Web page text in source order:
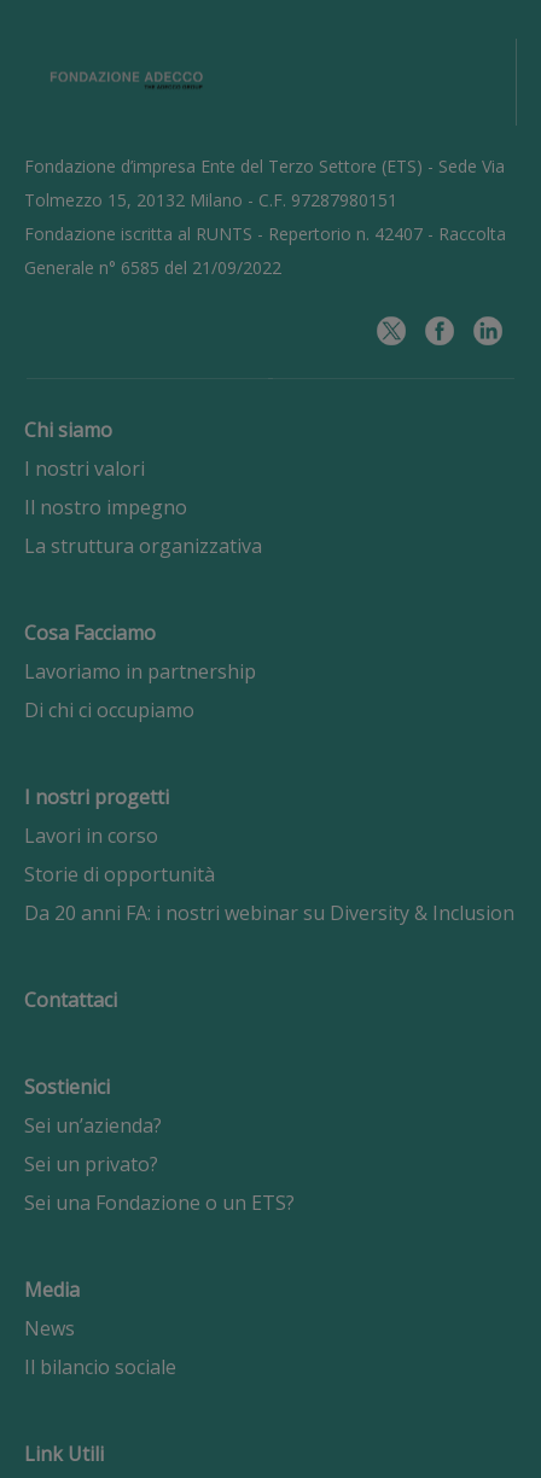
Fondazione d’impresa Ente del Terzo Settore (ETS) - Sede Via
Tolmezzo 15, 20132 Milano - C.F. 97287980151
Fondazione iscritta al RUNTS - Repertorio n. 42407 - Raccolta
Generale n° 6585 del 21/09/2022
Chi siamo
I nostri valori
Il nostro impegno
La struttura organizzativa
Cosa Facciamo
Lavoriamo in partnership
Di chi ci occupiamo
I nostri progetti
Lavori in corso
Storie di opportunità
Da 20 anni FA: i nostri webinar su Diversity & Inclusion
Contattaci
Sostienici
Sei un’azienda?
Sei un privato?
Sei una Fondazione o un ETS?
Media
News
Il bilancio sociale
Link Utili